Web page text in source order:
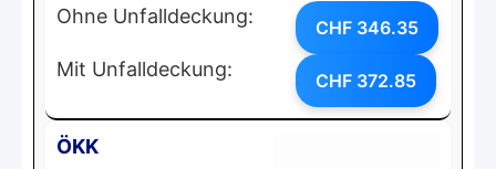
Ohne Unfalldeckung: CHF 346.35
Mit Unfalldeckung: CHF 372.85
ÖKK